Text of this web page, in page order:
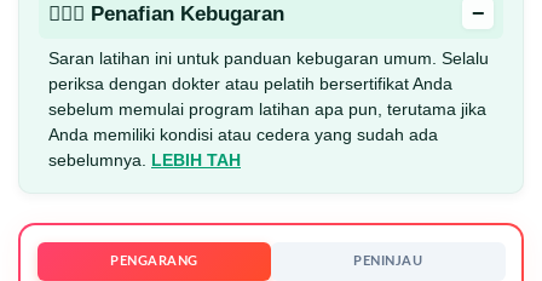
🏋🏻‍♂️ Penafian Kebugaran −
Saran latihan ini untuk panduan kebugaran umum. Selalu
periksa dengan dokter atau pelatih bersertifikat Anda
sebelum memulai program latihan apa pun, terutama jika
Anda memiliki kondisi atau cedera yang sudah ada
sebelumnya. LEBIH TAH
PENGARANG PENINJAU